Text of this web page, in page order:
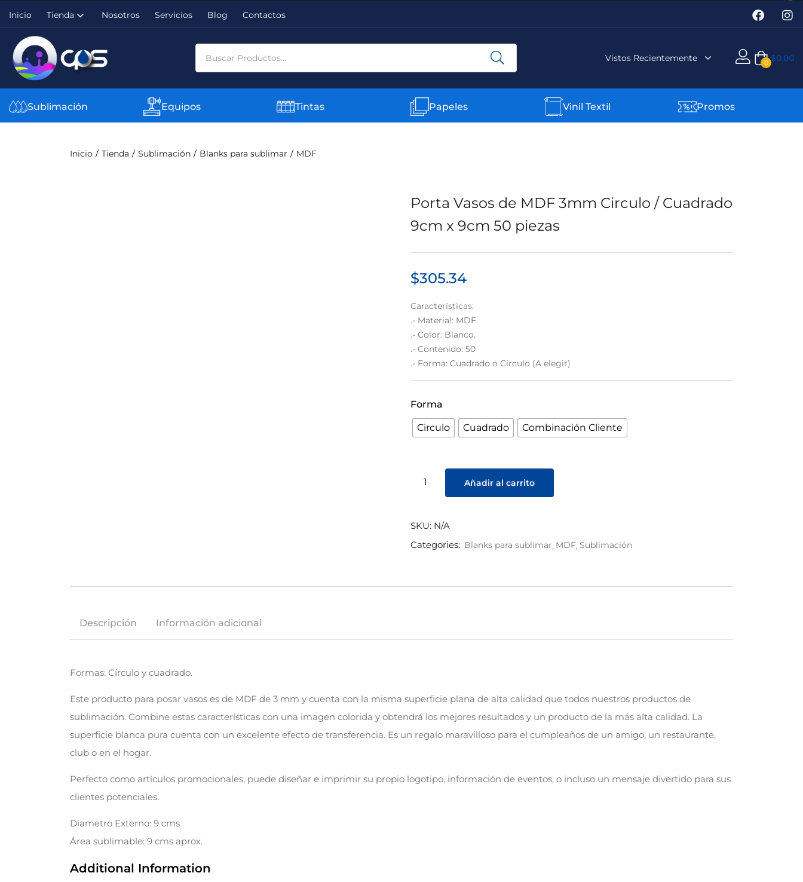
Inicio Tienda Nosotros Servicios Blog Contactos
Vistos Recientemente 0 $0.00
Sublimación Equipos Tintas Papeles Vinil Textil Promos
Inicio Tienda Sublimación Blanks para sublimar MDF
Porta Vasos de MDF 3mm Circulo / Cuadrado
9cm x 9cm 50 piezas
$305.34
Características:
.- Material: MDF.
.- Color: Blanco.
.- Contenido: 50
.- Forma: Cuadrado o Circulo (A elegir)
Forma
Circulo Cuadrado Combinación Cliente
Añadir al carrito
SKU: N/A
Categories: Blanks para sublimar MDF Sublimación
Descripción Información adicional
Formas: Círculo y cuadrado.
Este producto para posar vasos es de MDF de 3 mm y cuenta con la misma superficie plana de alta calidad que todos nuestros productos de
sublimación. Combine estas características con una imagen colorida y obtendrá los mejores resultados y un producto de la más alta calidad. La
superficie blanca pura cuenta con un excelente efecto de transferencia. Es un regalo maravilloso para el cumpleaños de un amigo, un restaurante,
club o en el hogar.
Perfecto como artículos promocionales, puede diseñar e imprimir su propio logotipo, información de eventos, o incluso un mensaje divertido para sus
clientes potenciales.
Diametro Externo: 9 cms
Área sublimable: 9 cms aprox.
Additional Information